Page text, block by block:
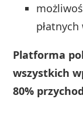
Platforma
wszystkich
80%